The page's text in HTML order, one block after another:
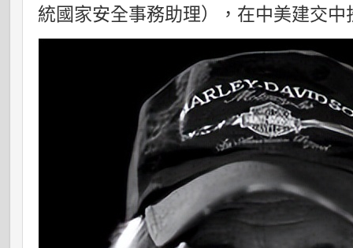
統國家安全事務助理），在中美建交